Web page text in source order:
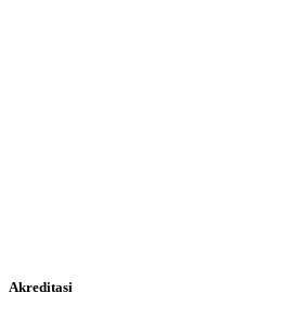
Akreditasi